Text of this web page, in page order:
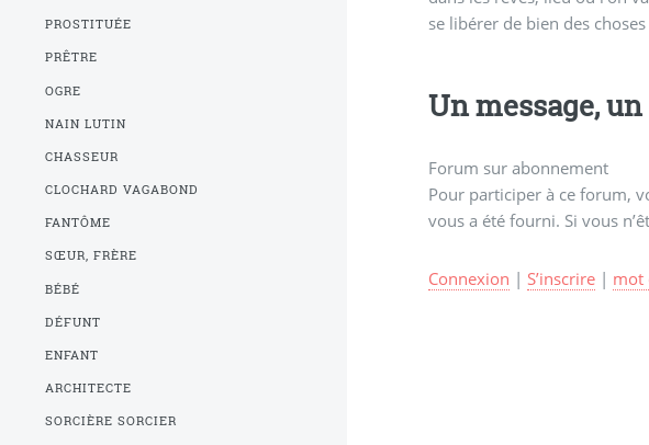
se libérer de bien des
Un message,
Forum sur abonnement
Pour participer à ce forum,
vous a été fourni. Si vous
Connexion | S’inscrire| mot
PROSTITUÉE
PRÊTRE
OGRE
NAIN LUTIN
CHASSEUR
CLOCHARD VAGABOND
FANTÔME
SŒUR, FRÈRE
BÉBÉ
DÉFUNT
ENFANT
ARCHITECTE
SORCIÈRE SORCIER